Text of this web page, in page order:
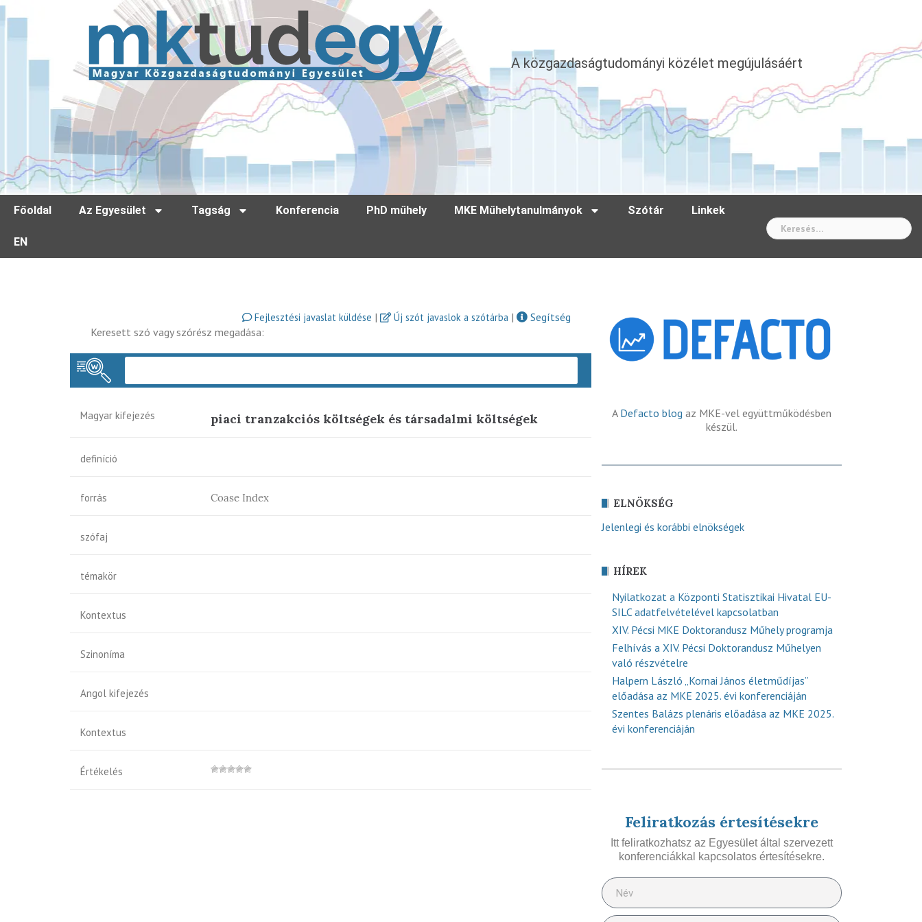
A közgazdaságtudományi közélet megújulásáért
Főoldal Az Egyesület Tagság Konferencia PhD műhely MKE Műhelytanulmányok Szótár Linkek
EN
Fejlesztési javaslat küldése | Új szót javaslok a szótárba |
Segítség
Keresett szó vagy szórész megadása:
Magyar kifejezés piaci tranzakciós költségek és társadalmi költségek
definíció
forrás Coase Index
szófaj
témakör
Kontextus
Szinoníma
Angol kifejezés
Kontextus
Értékelés
A Defacto blog az MKE-vel együttműködésben
készül.
ELNÖKSÉG
Jelenlegi és korábbi elnökségek
HÍREK
Nyilatkozat a Központi Statisztikai Hivatal EU-
SILC adatfelvételével kapcsolatban
XIV. Pécsi MKE Doktorandusz Műhely programja
Felhívás a XIV. Pécsi Doktorandusz Műhelyen
való részvételre
Halpern László „Kornai János életműdíjas”
előadása az MKE 2025. évi konferenciáján
Szentes Balázs plenáris előadása az MKE 2025.
évi konferenciáján
Feliratkozás értesítésekre
Itt feliratkozhatsz az Egyesület által szervezett
konferenciákkal kapcsolatos értesítésekre.